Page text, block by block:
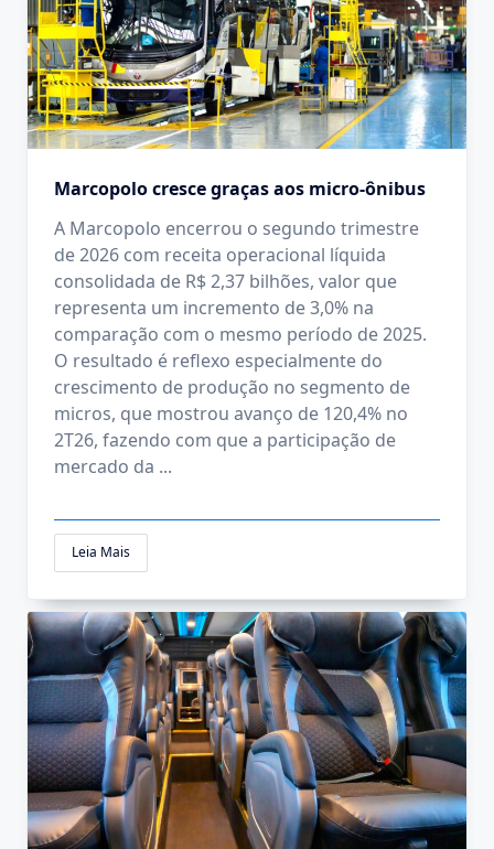
Marcopolo cresce graças aos micro-ônibus
A Marcopolo encerrou o segundo trimestre
de 2026 com receita operacional líquida
consolidada de R$ 2,37 bilhões, valor que
representa um incremento de 3,0% na
comparação com o mesmo período de 2025.
O resultado é reflexo especialmente do
crescimento de produção no segmento de
micros, que mostrou avanço de 120,4% no
2T26, fazendo com que a participação de
mercado da ...
Leia Mais